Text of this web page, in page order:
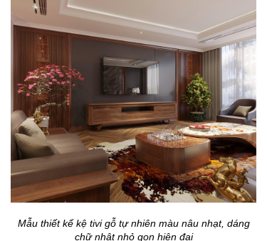
Mẫu thiết kế kệ tivi gỗ tự nhiên màu nâu nhạt, dáng
chữ nhật nhỏ gọn hiện đại